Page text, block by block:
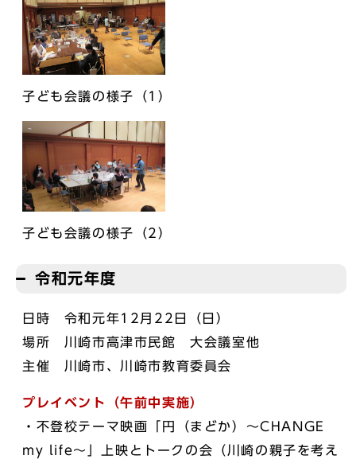
子ども会議の様子（1）
子ども会議の様子（2）
令和元年度
日時 令和元年12月22日（日）
場所 川崎市高津市民館 大会議室他
主催 川崎市、川崎市教育委員会
プレイベント（午前中実施）
・不登校テーマ映画「円（まどか）～CHANGE
my life～」上映とトークの会（川崎の親子を考え